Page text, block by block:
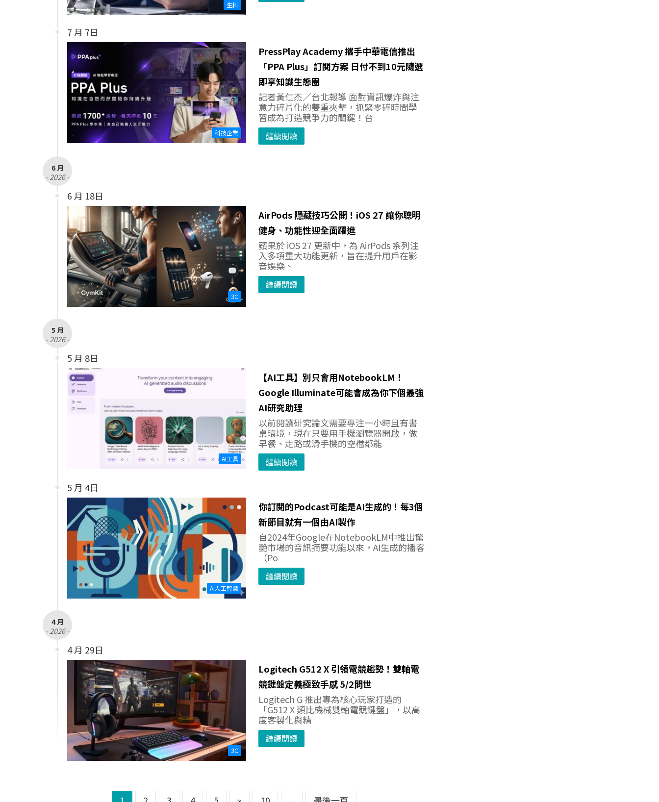
生科
7 月 7日
科技企業
PressPlay Academy 攜手中華電信推出
「PPA Plus」訂閱方案 日付不到10元隨選
即享知識生態圈
記者黃仁杰／台北報導 面對資訊爆炸與注
意力碎片化的雙重夾擊，抓緊零碎時間學
習成為打造競爭力的關鍵！台
繼續閱讀
6 月
- 2026 -
6 月 18日
3C
AirPods 隱藏技巧公開！iOS 27 讓你聰明
健身、功能性迎全面躍進
蘋果於 iOS 27 更新中，為 AirPods 系列注
入多項重大功能更新，旨在提升用戶在影
音娛樂、
繼續閱讀
5 月
- 2026 -
5 月 8日
AI工具
【AI工具】別只會用NotebookLM！
Google Illuminate可能會成為你下個最強
AI研究助理
以前閱讀研究論文需要專注一小時且有書
桌環境，現在只要用手機瀏覽器開啟，做
早餐、走路或滑手機的空檔都能
繼續閱讀
5 月 4日
AI人工智慧
你訂閱的Podcast可能是AI生成的！每3個
新節目就有一個由AI製作
自2024年Google在NotebookLM中推出驚
艷市場的音訊摘要功能以來，AI生成的播客
（Po
繼續閱讀
4 月
- 2026 -
4 月 29日
3C
Logitech G512 X 引領電競趨勢！雙軸電
競鍵盤定義極致手感 5/2問世
Logitech G 推出專為核心玩家打造的
「G512 X 類比機械雙軸電競鍵盤」，以高
度客製化與精
繼續閱讀